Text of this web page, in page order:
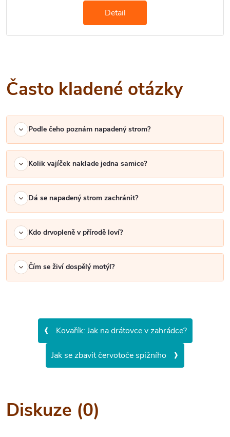
Detail
Často kladené otázky
Podle čeho poznám napadený strom?
Kolik vajíček naklade jedna samice?
Dá se napadený strom zachránit?
Kdo drvopleně v přírodě loví?
Čím se živí dospělý motýl?
‹ Kovařík: Jak na drátovce v zahrádce?
Jak se zbavit červotoče spižního ›
Diskuze (0)